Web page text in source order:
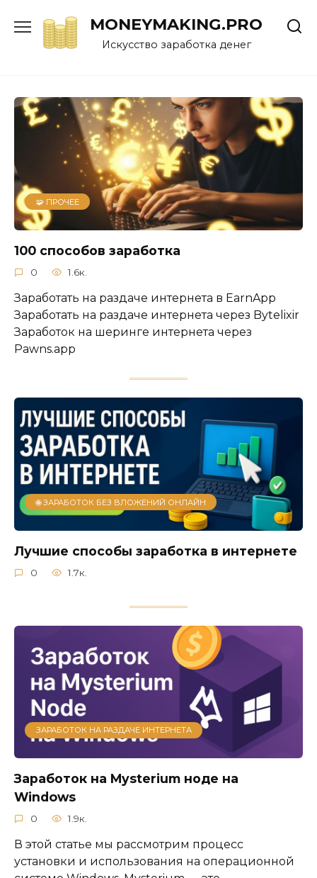
содержанию
MONEYMAKING.PRO
Искусство заработка денег
🧩 ПРОЧЕЕ
100 способов заработка
0 1.6к.
Заработать на раздаче интернета в EarnApp
Заработать на раздаче интернета через Bytelixir
Заработок на шеринге интернета через
Pawns.app
🌐 ЗАРАБОТОК БЕЗ ВЛОЖЕНИЙ ОНЛАЙН
Лучшие способы заработка в интернете
0 1.7к.
ЗАРАБОТОК НА РАЗДАЧЕ ИНТЕРНЕТА
Заработок на Mysterium ноде на
Windows
0 1.9к.
В этой статье мы рассмотрим процесс
установки и использования на операционной